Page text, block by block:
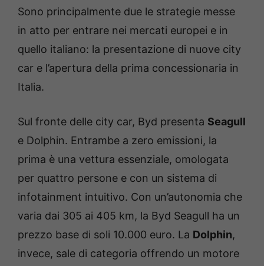
Sono principalmente due le strategie messe
in atto per entrare nei mercati europei e in
quello italiano: la presentazione di nuove city
car e l’apertura della prima concessionaria in
Italia.
Sul fronte delle city car, Byd presenta Seagull
e Dolphin. Entrambe a zero emissioni, la
prima è una vettura essenziale, omologata
per quattro persone e con un sistema di
infotainment intuitivo. Con un’autonomia che
varia dai 305 ai 405 km, la Byd Seagull ha un
prezzo base di soli 10.000 euro. La Dolphin,
invece, sale di categoria offrendo un motore